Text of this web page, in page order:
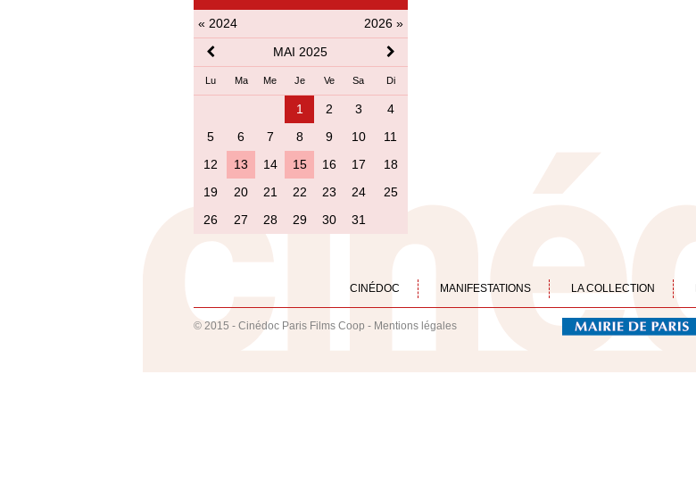
« 2024
2026 »
MAI 2025
Lu Ma Me Je Ve Sa Di
1 2 3
4
5
6 7 8 9 10
11
12
13 14 15 16 17
18
19
20 21 22 23 24
25
26
27 28 29 30 31
CINÉDOC MANIFESTATIONS LA COLLECTION
© 2015 - Cinédoc Paris Films Coop - Mentions légales